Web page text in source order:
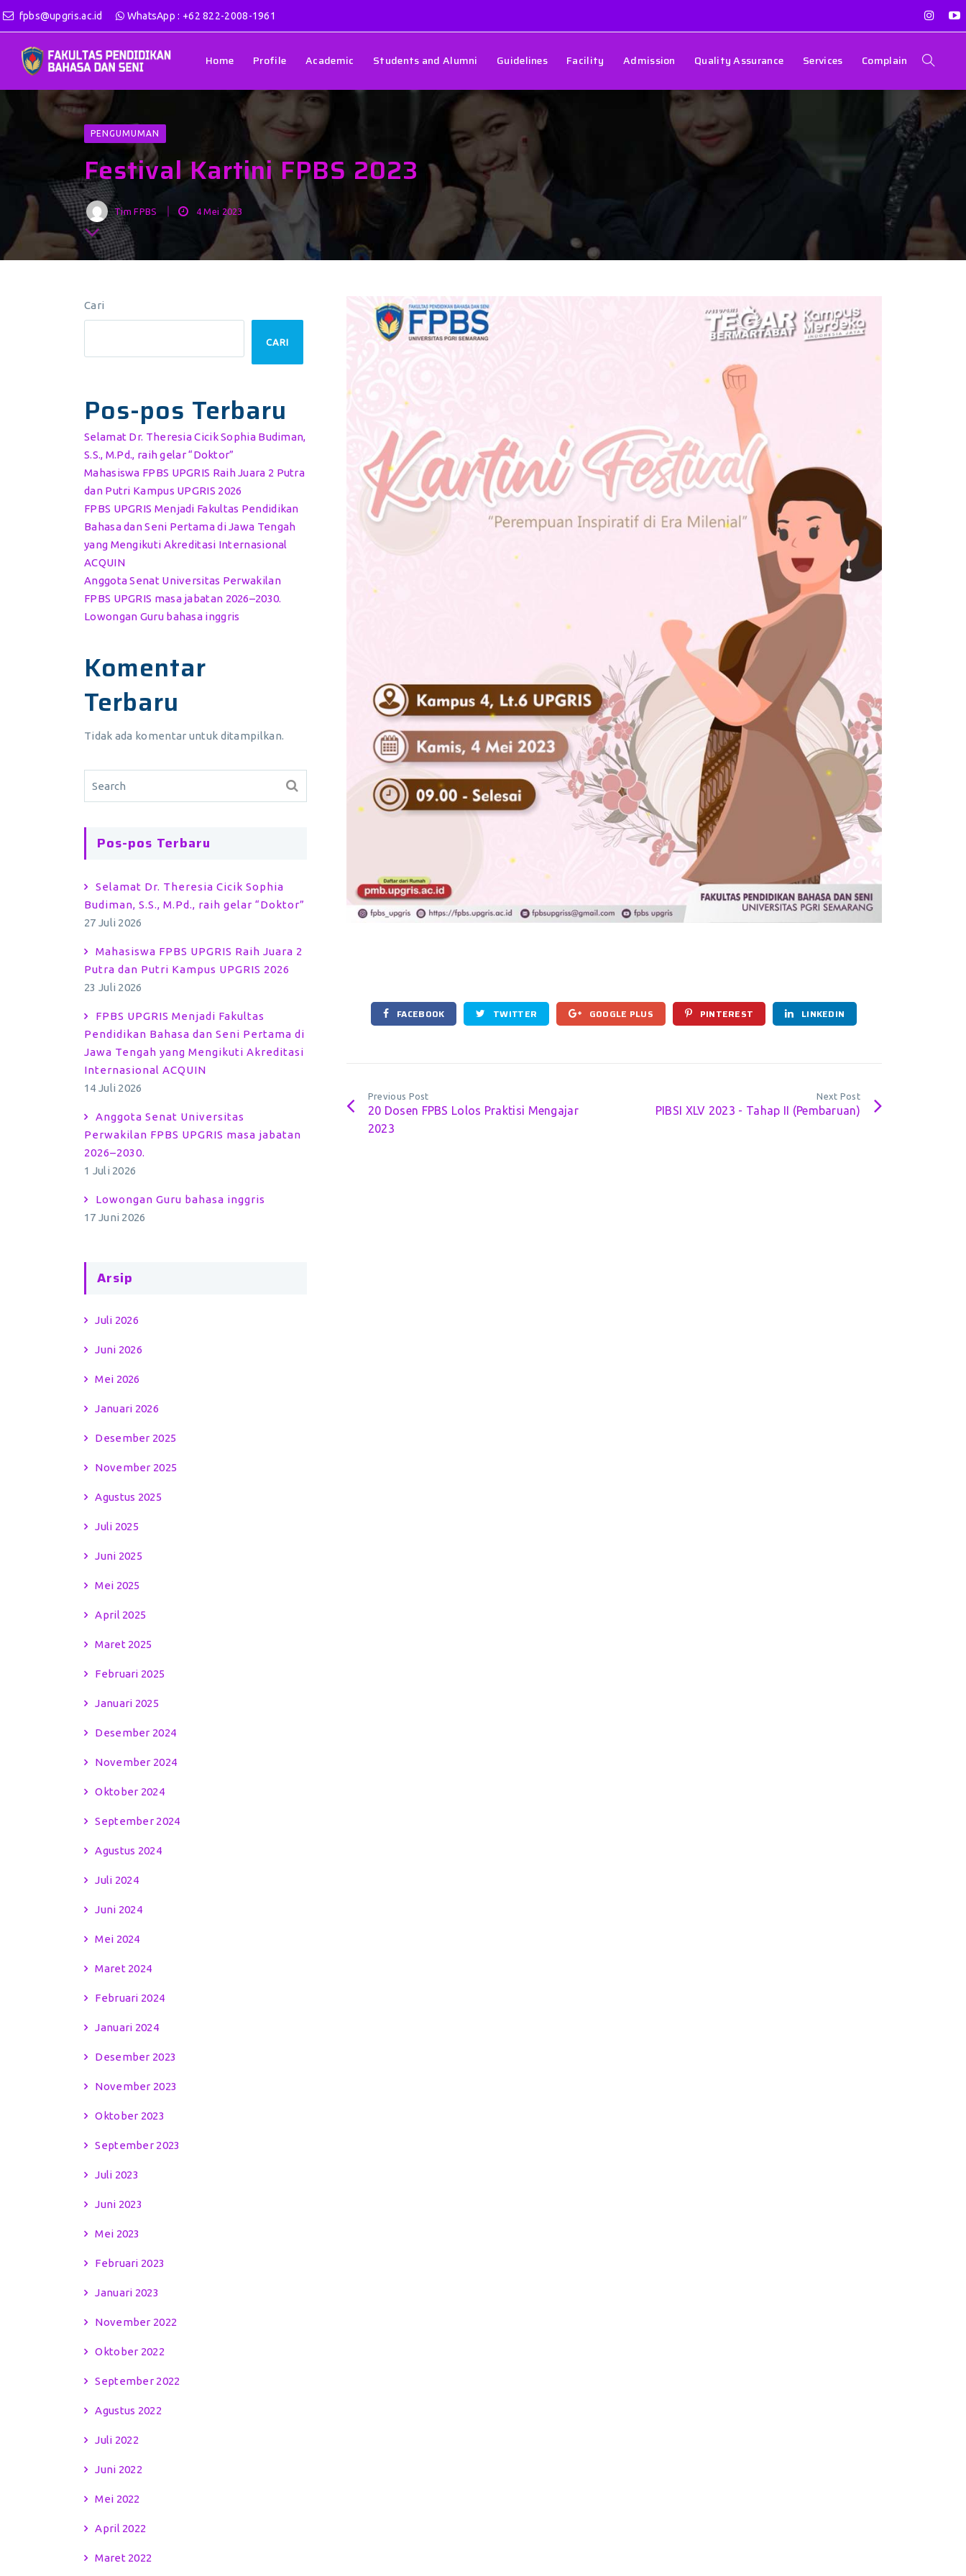
fpbs@upgris.ac.id WhatsApp : +62 822-2008-1961
Home Profile Academic Students and Alumni Guidelines Facility Admission Quality Assurance Services Complain
PENGUMUMAN
Festival Kartini FPBS 2023
Tim FPBS 4 Mei 2023
FACEBOOK TWITTER GOOGLE PLUS PINTEREST LINKEDIN
Previous Post
20 Dosen FPBS Lolos Praktisi Mengajar
2023
Next Post
PIBSI XLV 2023 - Tahap II (Pembaruan)
Cari
CARI
Pos-pos Terbaru
Selamat Dr. Theresia Cicik Sophia Budiman,
S.S., M.Pd., raih gelar “Doktor”
Mahasiswa FPBS UPGRIS Raih Juara 2 Putra
dan Putri Kampus UPGRIS 2026
FPBS UPGRIS Menjadi Fakultas Pendidikan
Bahasa dan Seni Pertama di Jawa Tengah
yang Mengikuti Akreditasi Internasional
ACQUIN
Anggota Senat Universitas Perwakilan
FPBS UPGRIS masa jabatan 2026–2030.
Lowongan Guru bahasa inggris
Komentar
Terbaru
Tidak ada komentar untuk ditampilkan.
Pos-pos Terbaru
Selamat Dr. Theresia Cicik Sophia
Budiman, S.S., M.Pd., raih gelar “Doktor”
27 Juli 2026
Mahasiswa FPBS UPGRIS Raih Juara 2
Putra dan Putri Kampus UPGRIS 2026
23 Juli 2026
FPBS UPGRIS Menjadi Fakultas
Pendidikan Bahasa dan Seni Pertama di
Jawa Tengah yang Mengikuti Akreditasi
Internasional ACQUIN
14 Juli 2026
Anggota Senat Universitas
Perwakilan FPBS UPGRIS masa jabatan
2026–2030.
1 Juli 2026
Lowongan Guru bahasa inggris
17 Juni 2026
Arsip
Juli 2026
Juni 2026
Mei 2026
Januari 2026
Desember 2025
November 2025
Agustus 2025
Juli 2025
Juni 2025
Mei 2025
April 2025
Maret 2025
Februari 2025
Januari 2025
Desember 2024
November 2024
Oktober 2024
September 2024
Agustus 2024
Juli 2024
Juni 2024
Mei 2024
Maret 2024
Februari 2024
Januari 2024
Desember 2023
November 2023
Oktober 2023
September 2023
Juli 2023
Juni 2023
Mei 2023
Februari 2023
Januari 2023
November 2022
Oktober 2022
September 2022
Agustus 2022
Juli 2022
Juni 2022
Mei 2022
April 2022
Maret 2022